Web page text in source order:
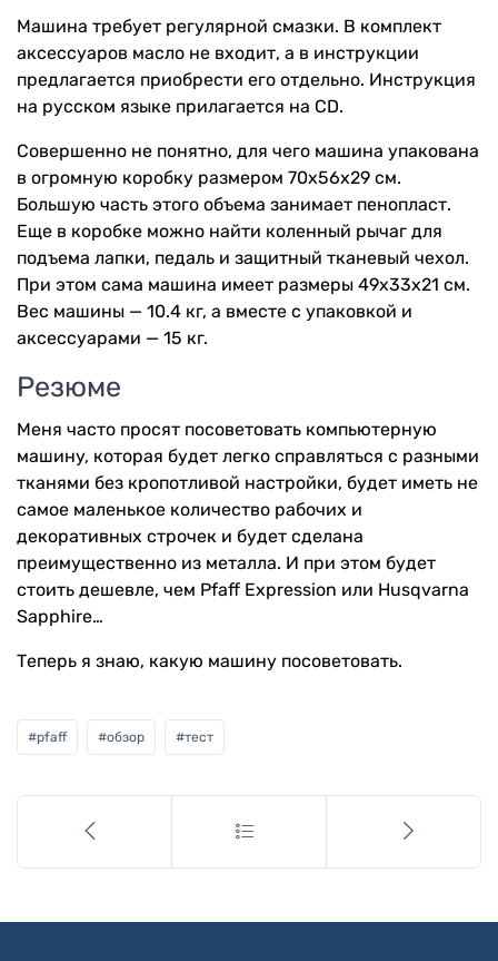
Машина требует регулярной смазки. В комплект
аксессуаров масло не входит, а в инструкции
предлагается приобрести его отдельно. Инструкция
на русском языке прилагается на CD.
Совершенно не понятно, для чего машина упакована
в огромную коробку размером 70х56х29 см.
Большую часть этого объема занимает пенопласт.
Еще в коробке можно найти коленный рычаг для
подъема лапки, педаль и защитный тканевый чехол.
При этом сама машина имеет размеры 49х33х21 см.
Вес машины — 10.4 кг, а вместе с упаковкой и
аксессуарами — 15 кг.
Резюме
Меня часто просят посоветовать компьютерную
машину, которая будет легко справляться с разными
тканями без кропотливой настройки, будет иметь не
самое маленькое количество рабочих и
декоративных строчек и будет сделана
преимущественно из металла. И при этом будет
стоить дешевле, чем Pfaff Expression или Husqvarna
Sapphire…
Теперь я знаю, какую машину посоветовать.
#pfaff #обзор #тест